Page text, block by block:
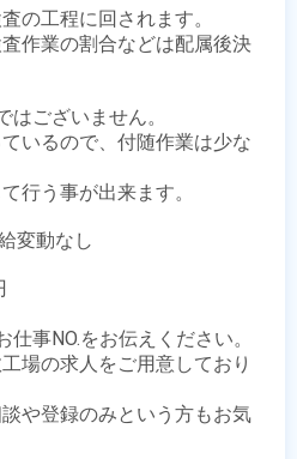
の工程に回されます。
作業の割合などは配属後決
ございません。
いるので、付随作業は少な
行う事が出来ます。
変動なし
事NO.をお伝えください。
場の求人をご用意しており
や登録のみという方もお気